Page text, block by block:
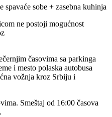
spavaće sobe + zasebna kuhinja
ne postoji mogućnost
časovima sa parkinga
i mesto polaska autobusa
vožnja kroz Srbiju i
Smeštaj od 16:00 časova